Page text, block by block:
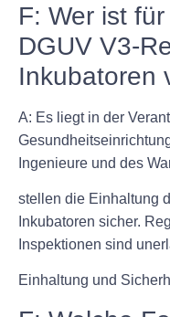
F: Wer ist
DGUV V3-
Inkubatoren
A: Es liegt in der
Ingenieure und des
stellen die Einhaltung
Inkubatoren sicher.
Inspektionen sind
Einhaltung und